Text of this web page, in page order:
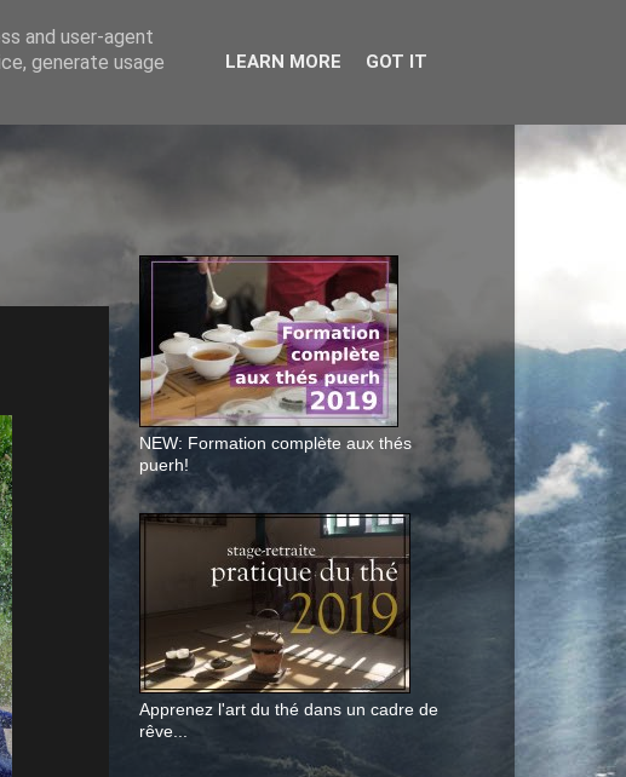
NEW: Formation complète aux thés
puerh!
Apprenez l'art du thé dans un cadre de
rêve...
and user-agent
generate usage
LEARN MORE GOT IT